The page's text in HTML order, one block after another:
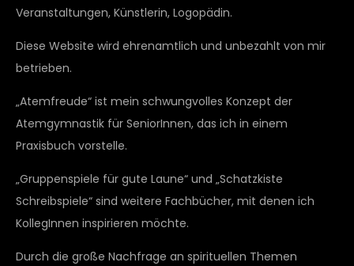
Veranstaltungen, Künstlerin, Logopädin.
Diese Website wird ehrenamtlich und unbezahlt von mir
betrieben.
„Atemfreude“ ist mein schwungvolles Konzept der
Atemgymnastik für SeniorInnen, das ich in einem
Praxisbuch vorstelle.
„Gruppenspiele für gute Laune“ und „Schatzkiste
Schreibspiele“ sind weitere Fachbücher, mit denen ich
KollegInnen inspirieren möchte.
Durch die große Nachfrage an spirituellen Themen